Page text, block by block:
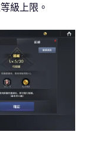
級上限。